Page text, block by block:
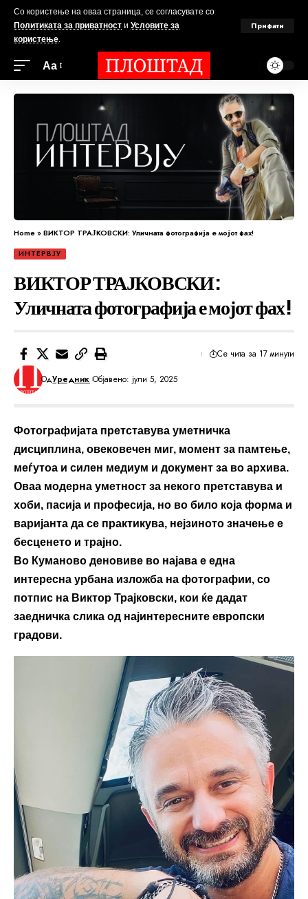
Со користење на оваа страница, се согласувате со
Политиката за приватност и Условите за
користење.
Прифати
Аа
Home»ВИКТОР ТРАЈКОВСКИ: Уличната фотографија е мојот фах!
ИНТЕРВЈУ
ВИКТОР ТРАЈКОВСКИ:
Уличната фотографија е мојот фах!
ОдУредник Објавено: јули 5, 2025
Се чита за 17 минути
Фотографијата претставува уметничка
дисциплина, овековечен миг, момент за памтење,
меѓутоа и силен медиум и документ за во архива.
Оваа модерна уметност за некого претставува и
хоби, пасија и професија, но во било која форма и
варијанта да се практикува, нејзиното значење е
бесценето и трајно.
Во Куманово деновиве во најава е една
интересна урбана изложба на фотографии, со
потпис на Виктор Трајковски, кои ќе дадат
заедничка слика од најинтересните европски
градови.